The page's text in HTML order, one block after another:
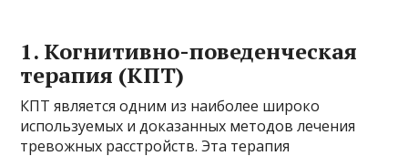
1. Когнитивно-поведенческая
терапия (КПТ)
КПТ является одним из наиболее широко
используемых и доказанных методов лечения
тревожных расстройств. Эта терапия